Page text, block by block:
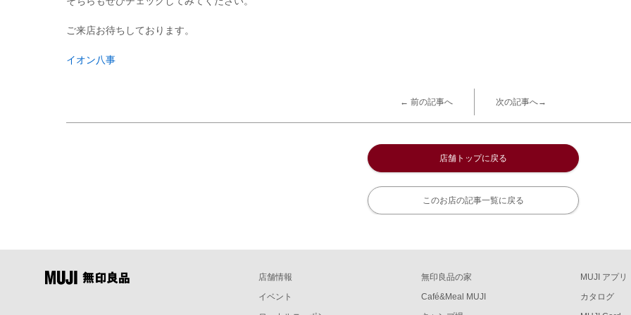
ご来店お待ちしております。
イオン八事
← 前の記事へ 次の記事へ→
店舗トップに戻る
このお店の記事一覧に戻る
店舗情報
イベント
無印良品の家
Café&Meal MUJI
MUJI アプリ
カタログ